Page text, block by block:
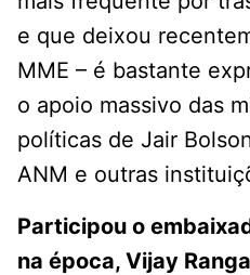
e que deixou
MME – é bastante
o apoio massivo das
políticas de Jair
ANM e outras
Participou o
na época, Vijay